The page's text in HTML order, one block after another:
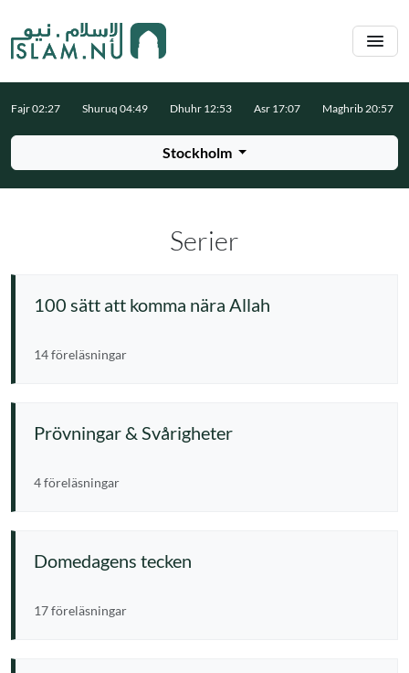
Stockholm
Fajr 02:27 Shuruq 04:49 Dhuhr 12:53 Asr 17:07 Maghrib 20:57
Serier
100 sätt att komma nära Allah
14 föreläsningar
Prövningar & Svårigheter
4 föreläsningar
Domedagens tecken
17 föreläsningar